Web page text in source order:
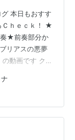
ア別荘で春に
同じ。
本日もおすす
Ｃｈｅｃｋ！ ★
奏★前奏部分か
リアスの悪夢
動画です クラ
ルはリメイク
ったことはな
したが自分は
） この動画の
のチ…